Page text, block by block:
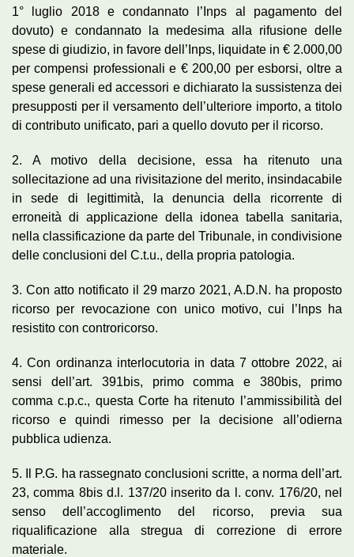
1° luglio 2018 e condannato l’Inps al pagamento del
dovuto) e condannato la medesima alla rifusione delle
spese di giudizio, in favore dell’Inps, liquidate in € 2.000,00
per compensi professionali e € 200,00 per esborsi, oltre a
spese generali ed accessori e dichiarato la sussistenza dei
presupposti per il versamento dell’ulteriore importo, a titolo
di contributo unificato, pari a quello dovuto per il ricorso.
2. A motivo della decisione, essa ha ritenuto una
sollecitazione ad una rivisitazione del merito, insindacabile
in sede di legittimità, la denuncia della ricorrente di
erroneità di applicazione della idonea tabella sanitaria,
nella classificazione da parte del Tribunale, in condivisione
delle conclusioni del C.t.u., della propria patologia.
3. Con atto notificato il 29 marzo 2021, A.D.N. ha proposto
ricorso per revocazione con unico motivo, cui l’Inps ha
resistito con controricorso.
4. Con ordinanza interlocutoria in data 7 ottobre 2022, ai
sensi dell’art. 391bis, primo comma e 380bis, primo
comma c.p.c., questa Corte ha ritenuto l’ammissibilità del
ricorso e quindi rimesso per la decisione all’odierna
pubblica udienza.
5. Il P.G. ha rassegnato conclusioni scritte, a norma dell’art.
23, comma 8bis d.l. 137/20 inserito da l. conv. 176/20, nel
senso dell’accoglimento del ricorso, previa sua
riqualificazione alla stregua di correzione di errore
materiale.